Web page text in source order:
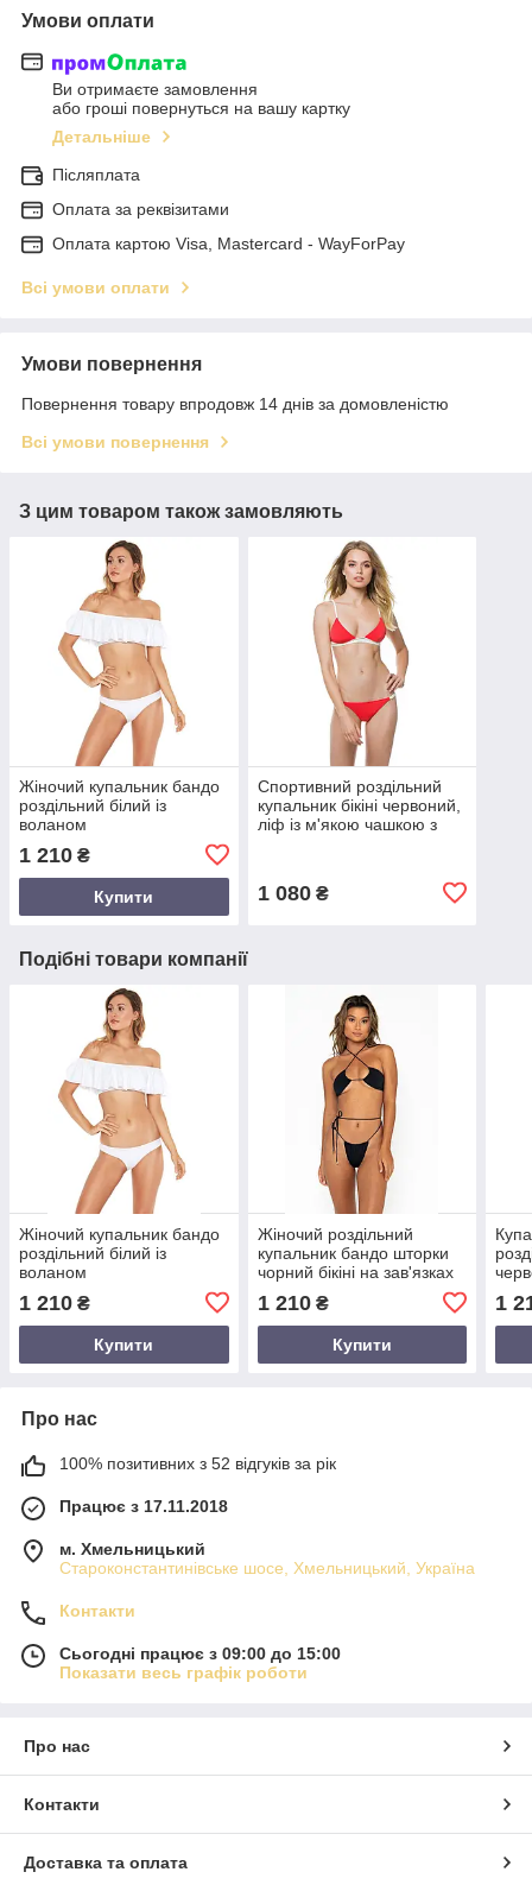
Умови оплати
Ви отримаєте замовлення
або гроші повернуться на вашу картку
Детальніше
Післяплата
Оплата за реквізитами
Оплата картою Visa, Mastercard - WayForPay
Всі умови оплати
Умови повернення
Повернення товару впродовж 14 днів за домовленістю
Всі умови повернення
З цим товаром також замовляють
Жіночий купальник бандо
роздільний білий із
воланом
1 210 ₴
Купити
Спортивний роздільний
купальник бікіні червоний,
ліф із м'якою чашкою з
1 080₴
Подібні товари компанії
Жіночий купальник бандо
роздільний білий із
воланом
1 210 ₴
Купити
Жіночий роздільний
купальник бандо шторки
чорний бікіні на зав'язках
1 210₴
Купити
1
Про нас
100% позитивних з 52 відгуків за рік
Працює з 17.11.2018
м. Хмельницький
Староконстантинівське шосе, Хмельницький, Україна
Контакти
Сьогодні працює з 09:00 до 15:00
Показати весь графік роботи
Про нас
Контакти
Доставка та оплата